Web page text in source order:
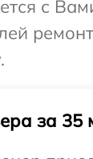
с
за 35